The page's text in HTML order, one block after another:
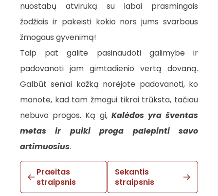
nuostabų atviruką su labai prasmingais
žodžiais ir pakeisti kokio nors jums svarbaus
žmogaus gyvenimą!
Taip pat galite pasinaudoti galimybe ir
padovanoti jam gimtadienio vertą dovaną.
Galbūt seniai kažką norėjote padovanoti, ko
manote, kad tam žmogui tikrai trūksta, tačiau
nebuvo progos. Ką gi, Kalėdos yra šventas
metas ir puiki proga palepinti savo
artimuosius.
Praeitas
straipsnis
Sekantis
straipsnis